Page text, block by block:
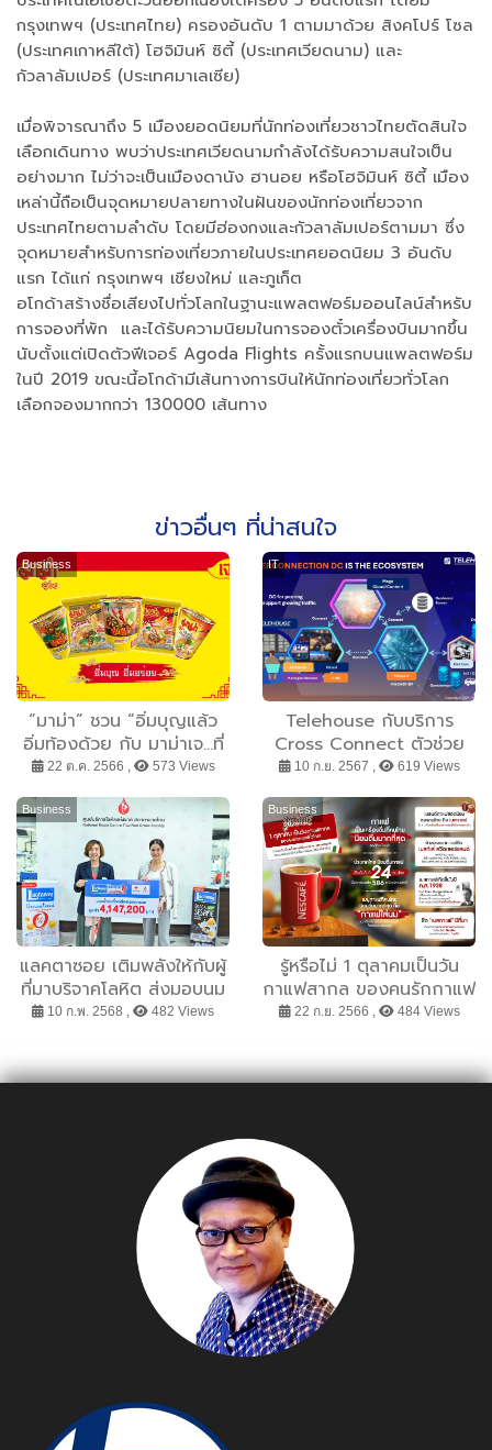
กรุงเทพฯ (ประเทศไทย) ครองอันดับ 1 ตามมาด้วย สิงคโปร์ โซล
(ประเทศเกาหลีใต้) โฮจิมินห์ ซิตี้ (ประเทศเวียดนาม) และ
กัวลาลัมเปอร์ (ประเทศมาเลเซีย)
เมื่อพิจารณาถึง 5 เมืองยอดนิยมที่นักท่องเที่ยวชาวไทยตัดสินใจ
เลือกเดินทาง พบว่าประเทศเวียดนามกำลังได้รับความสนใจเป็น
อย่างมาก ไม่ว่าจะเป็นเมืองดานัง ฮานอย หรือโฮจิมินห์ ซิตี้ เมือง
เหล่านี้ถือเป็นจุดหมายปลายทางในฝันของนักท่องเที่ยวจาก
ประเทศไทยตามลำดับ โดยมีฮ่องกงและกัวลาลัมเปอร์ตามมา ซึ่ง
จุดหมายสำหรับการท่องเที่ยวภายในประเทศยอดนิยม 3 อันดับ
แรก ได้แก่ กรุงเทพฯ เชียงใหม่ และภูเก็ต
อโกด้าสร้างชื่อเสียงไปทั่วโลกในฐานะแพลตฟอร์มออนไลน์สำหรับ
การจองที่พัก และได้รับความนิยมในการจองตั๋วเครื่องบินมากขึ้น
นับตั้งแต่เปิดตัวฟีเจอร์ Agoda Flights ครั้งแรกบนแพลตฟอร์ม
ในปี 2019 ขณะนี้อโกด้ามีเส้นทางการบินให้นักท่องเที่ยวทั่วโลก
เลือกจองมากกว่า 130000 เส้นทาง
ข่าวอื่นๆ ที่น่าสนใจ
Business
“มาม่า” ชวน “อิ่มบุญแล้ว
อิ่มท้องด้วย กับ มาม่าเจ...ที่
ไม่จำเจ” ในงานประเพณีกิน
เจเยาวราช 15 - 23 ตุลาคม
2566
22 ต.ค. 2566 , 573 Views
IT
Telehouse กับบริการ
Cross Connect ตัวช่วย
ธุรกิจเสริมแกร่งด้านการ
เชื่อมต่อ
10 ก.ย. 2567 , 619 Views
Business
แลคตาซอย เติมพลังให้กับผู้
ที่มาบริจาคโลหิต ส่งมอบนม
ถั่วเหลืองให้กับ
10 ก.พ. 2568 , 482 Views
Business
รู้หรือไม่ 1 ตุลาคมเป็นวัน
กาแฟสากล ของคนรักกาแฟ
ทั่วโลก!
22 ก.ย. 2566 , 484 Views